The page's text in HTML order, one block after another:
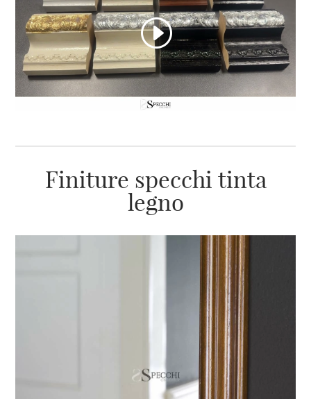
Finiture specchi tinta
legno